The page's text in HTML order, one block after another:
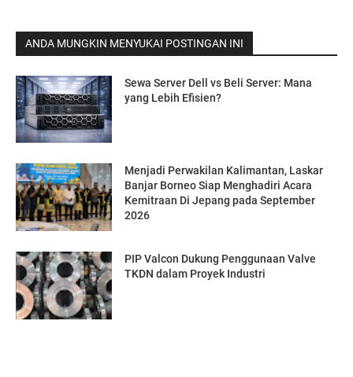
ANDA MUNGKIN MENYUKAI POSTINGAN INI
Sewa Server Dell vs Beli Server: Mana
yang Lebih Efisien?
Menjadi Perwakilan Kalimantan, Laskar
Banjar Borneo Siap Menghadiri Acara
Kemitraan Di Jepang pada September
2026
PIP Valcon Dukung Penggunaan Valve
TKDN dalam Proyek Industri